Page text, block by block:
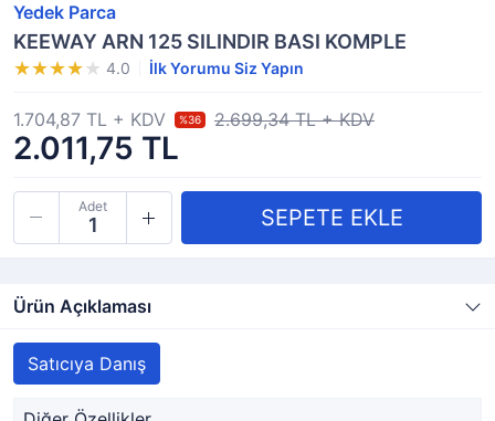
Yedek Parca
KEEWAY ARN 125 SILINDIR BASI KOMPLE
4.0 İlk Yorumu Siz Yapın
2.011,75 TL
1.704,87 TL + KDV %36 2.699,34 TL + KDV
Adet
Ürün Açıklaması
Satıcıya Danış